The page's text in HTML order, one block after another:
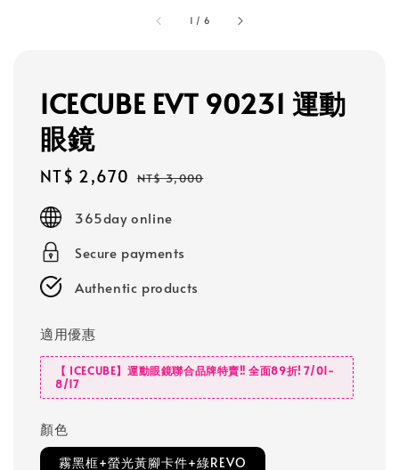
1 / 6
ICECUBE EVT 90231 運動
眼鏡
Sale
NT$ 2,670 Regular
NT$ 3,000
365day online
Secure payments
Authentic products
適用優惠
【 ICECUBE】運動眼鏡聯合品牌特賣‼️ 全面89折! 7/01-
8/17
顏色
霧黑框+螢光黃腳卡件+綠REVO